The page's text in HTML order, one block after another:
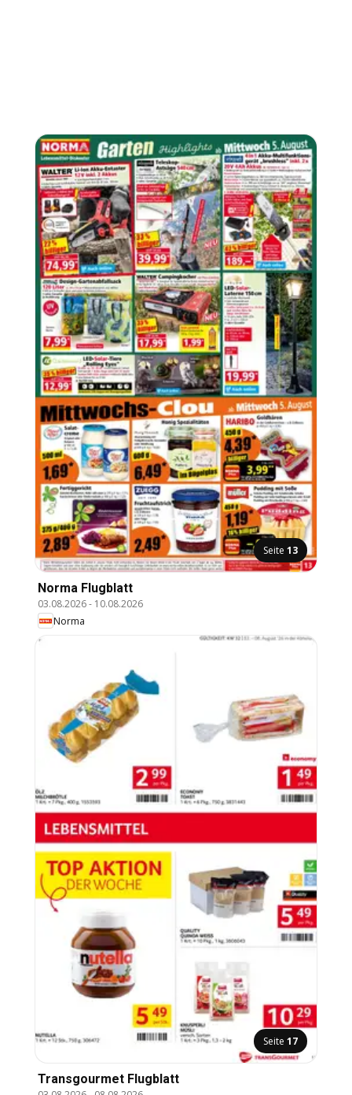
Seite 13
Norma Flugblatt
03.08.2026- 10.08.2026
Norma
Seite 17
Transgourmet Flugblatt